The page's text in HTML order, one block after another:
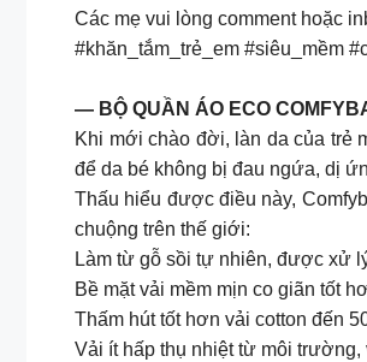
Các mẹ vui lòng comment hoặc
#khăn_tắm_trẻ_em #siêu_mềm
— BỘ QUẦN ÁO ECO
Khi mới chào đời, làn da của trẻ
để da bé không bị đau ngứa, dị
Thấu hiểu được điều này,
chuộng trên thế giới:
Làm từ gỗ sồi tự nhiên, được xử
Bề mặt vải mềm mịn co giãn tốt
Thấm hút tốt hơn vải cotton đến
Vải ít hấp thụ nhiệt từ môi